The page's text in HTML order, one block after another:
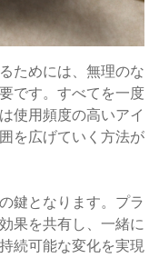
ためには、無理のな
です。すべてを一度
使用頻度の高いアイ
を広げていく方法が
鍵となります。プラ
果を共有し、一緒に
続可能な変化を実現